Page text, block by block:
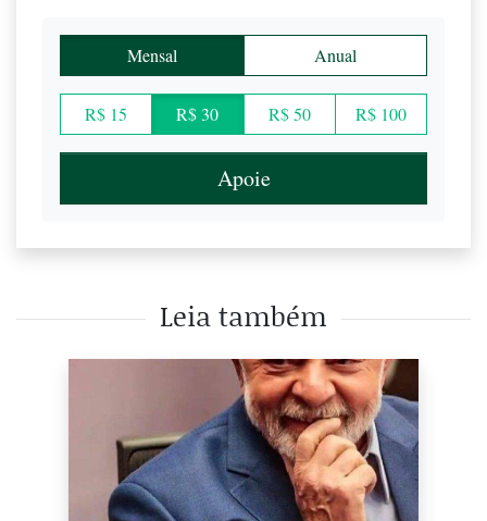
Mensal Anual
R$ 15 R$ 30 R$ 50 R$ 100
Apoie
Leia também